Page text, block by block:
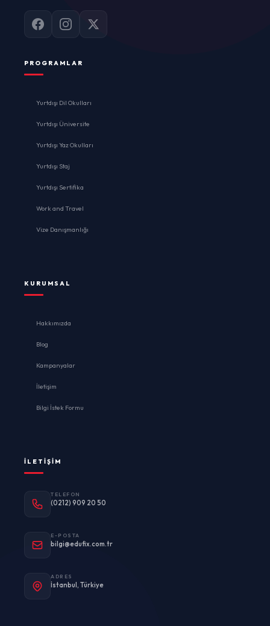
PROGRAMLAR
Yurtdışı Dil Okulları
Yurtdışı Üniversite
Yurtdışı Yaz Okulları
Yurtdışı Staj
Yurtdışı Sertifika
Work and Travel
Vize Danışmanlığı
KURUMSAL
Hakkımızda
Blog
Kampanyalar
İletişim
Bilgi İstek Formu
İLETIŞIM
TELEFON
(0212) 909 20 50
E-POSTA
bilgi@edufix.com.tr
ADRES
İstanbul, Türkiye